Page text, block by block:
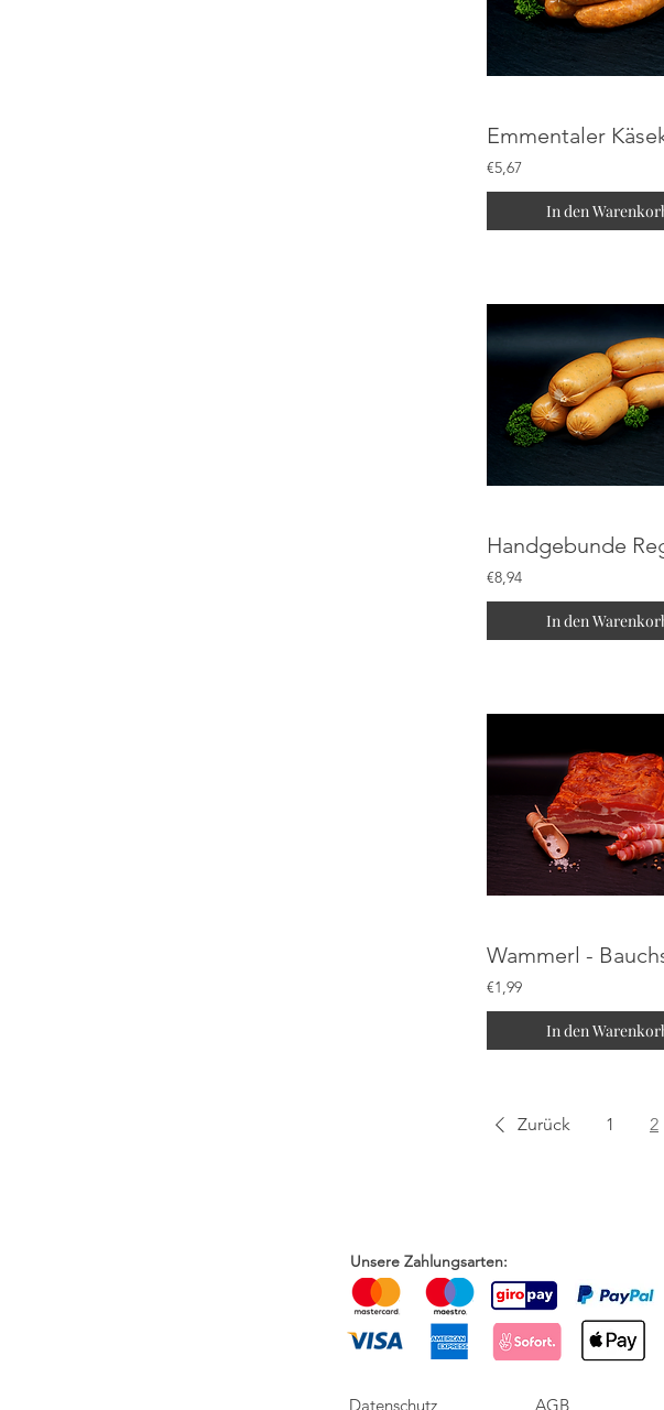
Emmentaler
€5,67
In den
€8,94
In den
€1,99
In den
Zurück 1 2
Unsere Zahlungsarten:
Datenschutz AGB